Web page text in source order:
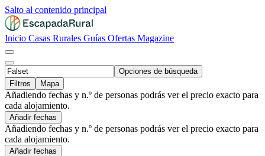
Salto al contenido principal
Inicio Casas Rurales Guías Ofertas Magazine
Opciones de búsqueda
Filtros
Mapa
Añadiendo fechas y n.º de personas podrás ver el precio exacto para
cada alojamiento.
Añadir fechas
Añadiendo fechas y n.º de personas podrás ver el precio exacto para
cada alojamiento.
Añadir fechas